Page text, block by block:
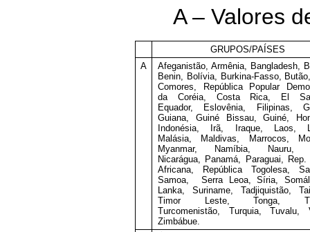
A – Valores
GRUPOS/PAÍSES
A
Afeganistão, Armênia, Bangladesh,
Benin, Bolívia, Burkina-Fasso,
Comores, República Popular
da Coréia, Costa Rica, El
Equador, Eslovênia, Filipinas,
Guiana, Guiné Bissau, Guiné,
Indonésia, Irã, Iraque, Laos,
Malásia, Maldivas, Marrocos,
Myanmar, Namíbia, Nauru,
Nicarágua, Panamá, Paraguai, Rep.
Africana, República Togolesa,
Samoa, Serra Leoa, Síria,
Lanka, Suriname, Tadjiquistão,
Timor Leste, Tonga,
Turcomenistão, Turquia, Tuvalu,
Zimbábue.